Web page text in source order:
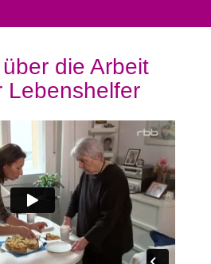
die Arbeit
Lebenshelfer